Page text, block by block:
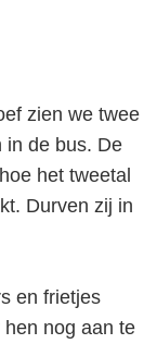
zien we twee
in de bus. De
het tweetal
Durven zij in
en frietjes
nog aan te